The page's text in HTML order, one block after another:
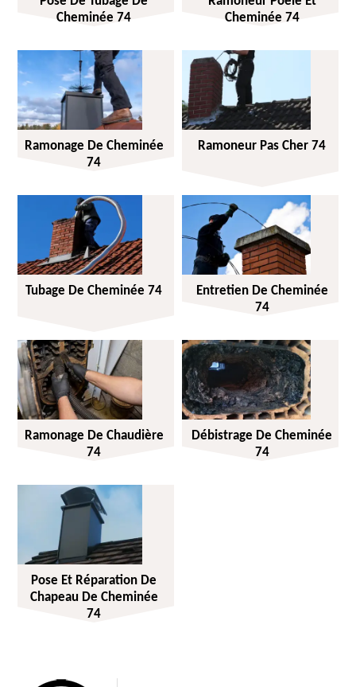
Cheminée 74
Cheminée 74
Ramonage De Cheminée
74
Ramoneur Pas Cher 74
Tubage De Cheminée 74
Entretien De Cheminée
74
Ramonage De Chaudière
74
Débistrage De Cheminée
74
Pose Et Réparation De
Chapeau De Cheminée
74